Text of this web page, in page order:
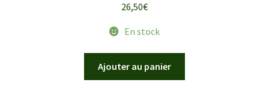
26,50€
En stock
Ajouter au panier